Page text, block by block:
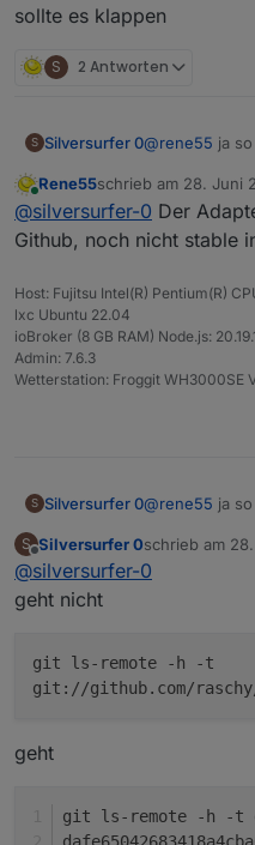
sollte es klappen
S 2 Antworten
S Silversurfer 0@rene55 ja
iobroker
iobroker
iobroker
ich versuche
importieren,
Online
Rene55schrieb am 28. Juni
zuletzt editiert von
@silversurfer-0 Der
Github, noch nicht stable
Host: Fujitsu Intel(R) Pentium(R)
lxc Ubuntu 22.04
ioBroker (8 GB RAM) Node.js:
Admin: 7.6.3
Wetterstation: Froggit WH3000SE
S Silversurfer 0@rene55 ja
iobroker
iobroker
S
Offline
Silversurfer 0schrieb am
zuletzt editiert
@silversurfer-0
geht nicht
git ls-remote -h -t
git://github.com/
geht
git ls-remote -h -t